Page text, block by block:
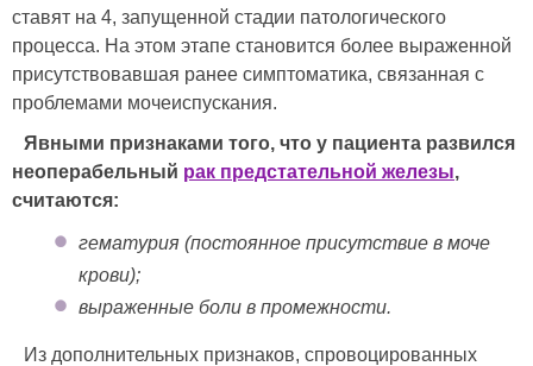
ставят на 4, запущенной стадии патологического
процесса. На этом этапе становится более выраженной
присутствовавшая ранее симптоматика, связанная с
проблемами мочеиспускания.
Явными признаками того, что у пациента развился
неоперабельный рак предстательной железы,
считаются:
гематурия (постоянное присутствие в моче
крови);
выраженные боли в промежности.
Из дополнительных признаков, спровоцированных